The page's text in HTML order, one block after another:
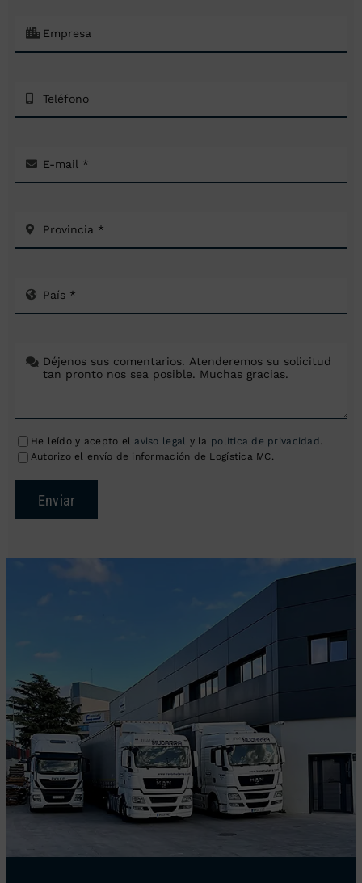
He leído y acepto el aviso legal y la política de privacidad.
Autorizo el envío de información de Logística MC.
Enviar